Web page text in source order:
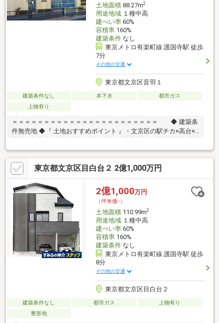
土地面積88.27m2
用途地域１種中高
建ぺい率60%
容積率160%
建築条件なし
東京メトロ有楽町線 護国寺駅 徒歩
7分
その他の交通
東京都文京区音羽１
建築条件なし 本下水
都市ガス
上物有り
＝＝＝＝＝＝＝＝＝＝＝＝＝＝＝＝＝＝＝＝＝＝＝ ◆ 建築条
件無売地 ◆『 土地おすすめポイント 』・文京区の駅チカ×高台×
条件なし … お好きなハウスメーカーで建築可能・フリープラン対
応 … 理想の間取りを自由に実現・住まいの可能性が広がる整形地
『 ロケーション 』・3駅・2路線利用可 … 毎日の移動が快適・東
京、銀座、池袋、新宿まで1本でアクセススムーズ … 利便性と住
環境を両立『 サポート内容 』・間取り／建築相談可・住宅ローン
相談対応＝＝＝＝＝＝＝＝＝＝＝＝＝＝＝＝＝＝＝＝＝＝＝
東京都文京区目白台２ 2億1,000万円
2億1,000万円
（坪単価:-）
土地面積110.99m2
用途地域１種中高
建ぺい率60%
容積率160%
建築条件なし
東京メトロ有楽町線 護国寺駅 徒歩
8分
その他の交通
東京都文京区目白台２
建築条件なし 都市ガス
上物有り
整形地